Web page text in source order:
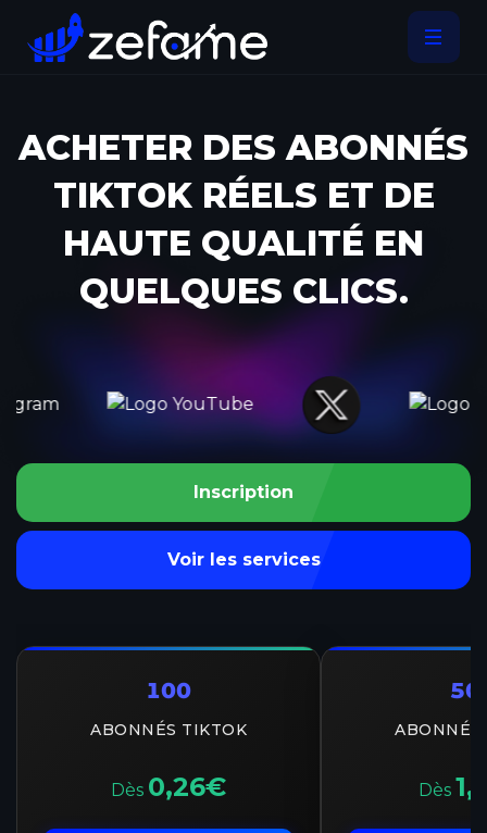
ACHETER DES ABONNÉS
TIKTOK RÉELS ET DE
HAUTE QUALITÉ EN
QUELQUES CLICS.
Inscription
Voir les services
100
ABONNÉS TIKTOK
Dès 0,26€
ABONNÉS
Dès